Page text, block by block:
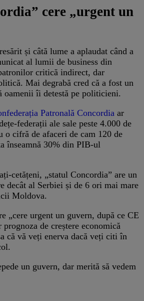
cere „urgent un
și câtă lume a aplaudat când a
al lumii de business din
critică indirect, dar
Mai degrabă cred că a fost un
oamenii îi detestă pe politicieni.
Patronală Concordia ar
federații ale sale peste 4.000 de
o cifră de afaceri de cam 120 de
înseamnă 30% din PIB-ul
cetățeni, „statul Concordia” are un
decât al Serbiei și de 6 ori mai mare
Moldova.
„cere urgent un guvern, după ce CE
de creștere economică
că vă veți enerva dacă veți citi în
un guvern, dar merită să vedem